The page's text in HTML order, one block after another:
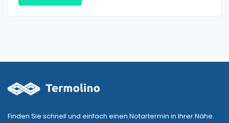
Finden Sie schnell und einfach einen Notartermin in Ihrer Nähe.